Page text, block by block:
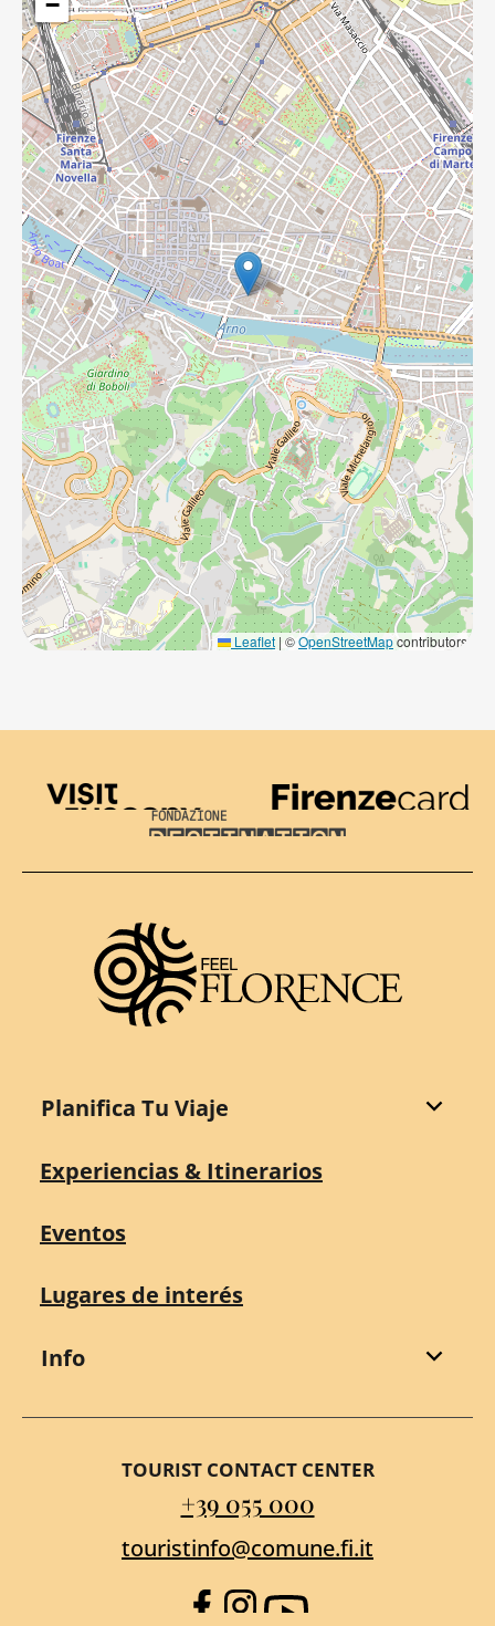
Leaflet |©OpenStreetMapcontributors
Visit Tuscany
Firenze Card
Destination Florence
Planifica Tu Viaje
Experiencias & Itinerarios
Eventos
Lugares de interés
Info
TOURIST CONTACT CENTER
+39 055 000
touristinfo@comune.fi.it
Facebook
Instagram
YouTube